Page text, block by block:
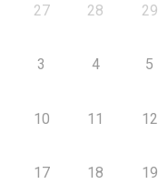
27 28 29
3 4 5
10 11 12
17 18 19